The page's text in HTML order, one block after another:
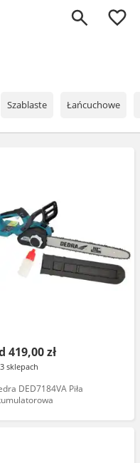
0
Szablaste Łańcuchowe
419,00 zł
sklepach
DED7184VA Piła